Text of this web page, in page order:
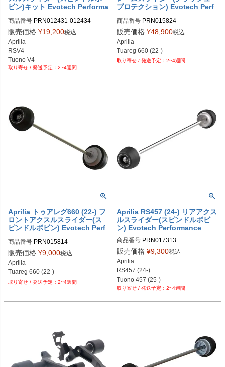
PRN012431-21
PRN012431-22
PRN012431-23
PRN012431-24
PRN012431-25
ビン)キット Evotech Performa
商品番号 PRN012431-012434
PRN012431-012434-01
PRN012431-012434-02
PRN012431-012434-03
PRN012431-012434-04
PRN012431-012434-05
PRN012431-012434-07
PRN012431-012434-10
PRN012431-012434-11
PRN012431-012434-12
PRN012431-012434-13
PRN012431-012434-14
販売価格 ¥19,200税込
Aprilia
RSV4
Tuono V4
フロント + リアのセット。
2~4週間
プロテクション) Evotech Perf
商品番号 PRN015824
PRN015824-01
販売価格 ¥48,900税込
Aprilia
Tuareg 660 (22-)
2~4週間
Aprilia トゥアレグ660 (22-) フ
ロントアクスルスライダー(ス
ピンドルボビン) Evotech Perf
商品番号 PRN015814
PRN015814-01
販売価格 ¥9,000税込
Aprilia
Tuareg 660 (22-)
2~4週間
Aprilia RS457 (24-) リアアクス
ルスライダー(スピンドルボビ
ン) Evotech Performance
商品番号 PRN017313
PRN017313-01
PRN017313-02
販売価格 ¥9,300税込
Aprilia
RS457 (24-)
Tuono 457 (25-)
2~4週間